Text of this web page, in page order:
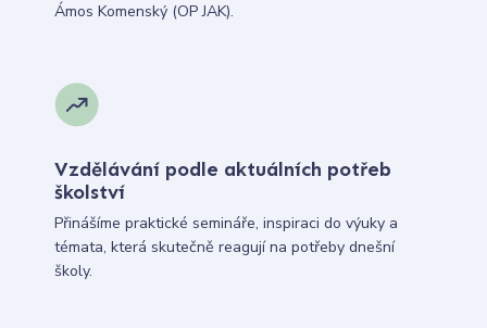
Ámos Komenský (OP JAK).
Vzdělávání podle aktuálních potřeb
školství
Přinášíme praktické semináře, inspiraci do výuky a
témata, která skutečně reagují na potřeby dnešní
školy.